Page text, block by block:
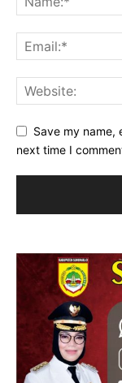
Save my name,
next time I